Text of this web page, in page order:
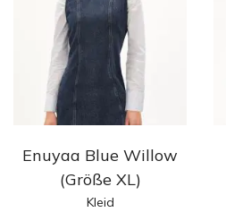
Enuyaa Blue Willow
(Größe XL)
Kleid